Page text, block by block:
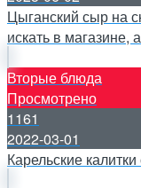
Цыганский сыр на
искать в магазине,
Вторые блюда
Просмотрено
1161
2022-03-01
Карельские